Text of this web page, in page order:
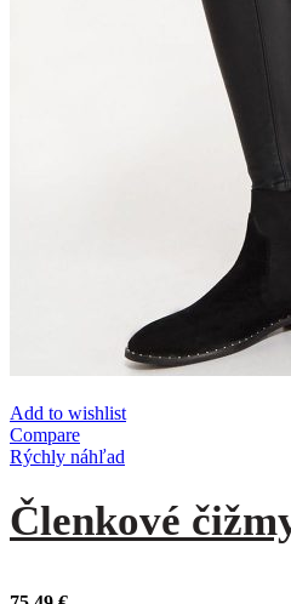
Add to wishlist
Compare
Rýchly náhľad
Členkové